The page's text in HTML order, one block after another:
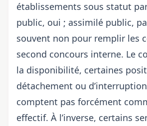
établissements sous statut
public, oui ; assimilé public,
souvent non pour remplir les
second concours interne. Le
la disponibilité, certaines
détachement ou
comptent pas forcément
effectif. À l’inverse, certains